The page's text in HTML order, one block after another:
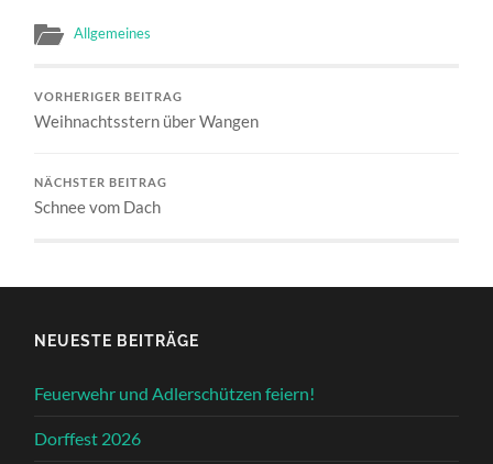
Allgemeines
VORHERIGER BEITRAG
Weihnachtsstern über Wangen
NÄCHSTER BEITRAG
Schnee vom Dach
NEUESTE BEITRÄGE
Feuerwehr und Adlerschützen feiern!
Dorffest 2026